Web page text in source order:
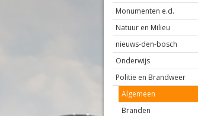
Monumenten e.d.
Natuur en Milieu
nieuws-den-bosch
Onderwijs
Politie en Brandweer
Algemeen
Branden